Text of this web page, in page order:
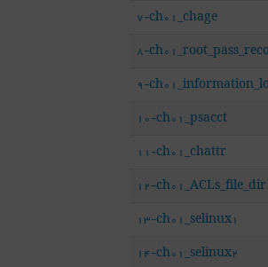
7-ch01_chage
8-
9-
10-ch01_psacct
11-ch01_chattr
12-ch01_ACLs_file_dir
13-ch01_selinux1
14-ch01_selinux2